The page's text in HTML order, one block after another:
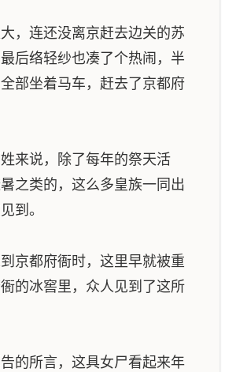
连还没离京赶去边关的苏
后络轻纱也凑了个热闹，半
部坐着马车，赶去了京都府
说，除了每年的祭天活
之类的，这么多皇族一同出
到。
都府衙时，这里早就被重
的冰窖里，众人见到了这所
所言，这具女尸看起来年